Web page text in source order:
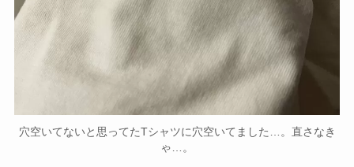
穴空いてないと思ってたTシャツに穴空いてました…。直さなき
ゃ…。